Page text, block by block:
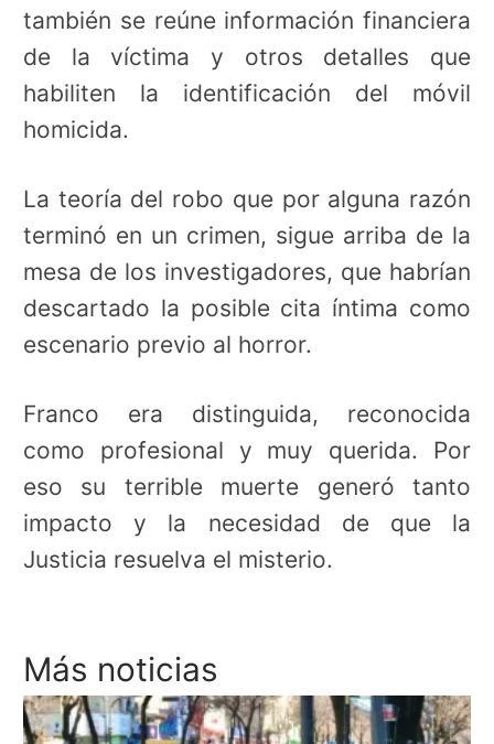
también se reúne información financiera
de la víctima y otros detalles que
habiliten la identificación del móvil
homicida.
La teoría del robo que por alguna razón
terminó en un crimen, sigue arriba de la
mesa de los investigadores, que habrían
descartado la posible cita íntima como
escenario previo al horror.
Franco era distinguida, reconocida
como profesional y muy querida. Por
eso su terrible muerte generó tanto
impacto y la necesidad de que la
Justicia resuelva el misterio.
Más noticias